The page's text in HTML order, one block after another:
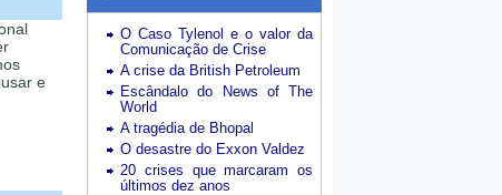
e
O Caso Tylenol e o valor da
Comunicação de Crise
A crise da British Petroleum
Escândalo do News of The
World
A tragédia de Bhopal
O desastre do Exxon Valdez
20 crises que marcaram os
últimos dez anos